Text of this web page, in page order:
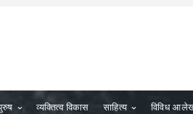
व्यक्तित्व विकास साहित्य विविध